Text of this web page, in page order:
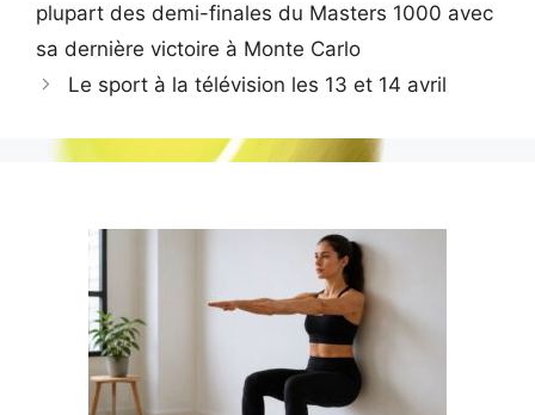
plupart des demi-finales du Masters 1000 avec
sa dernière victoire à Monte Carlo
Le sport à la télévision les 13 et 14 avril